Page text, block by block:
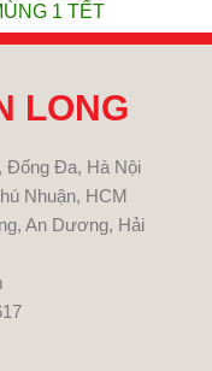
1 TẾT
LONG
Đống Đa, Hà Nội
Nhuận, HCM
An Dương, Hải